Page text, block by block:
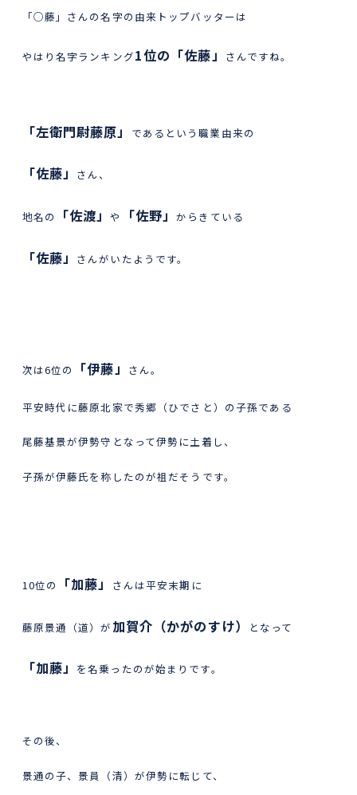
「○藤」さんの名字の由来トップバッターは
やはり名字ランキング1位の「佐藤」 さんですね。
「左衛門尉藤原」 であるという職業由来の
「佐藤」 さん、
地名の 「佐渡」や 「佐野」からきている
「佐藤」 さんがいたようです。
次は6位の 「伊藤」 さん。
平安時代に藤原北家で秀郷（ひでさと）の子孫である
尾藤基景が伊勢守となって伊勢に土着し、
子孫が伊藤氏を称したのが祖だそうです。
10位の 「加藤」 さんは平安末期に
藤原景通（道）が 加賀介（かがのすけ） となって
「加藤」 を名乗ったのが始まりです。
その後、
景通の子、景員（清）が伊勢に転じて、